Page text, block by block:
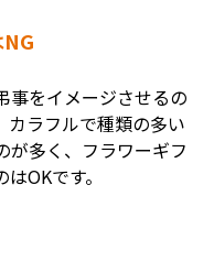
事をイメージさせるの
カラフルで種類の多い
が多く、フラワーギフ
OKです。